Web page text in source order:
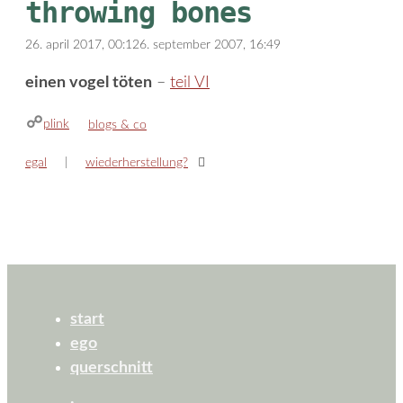
throwing bones
26. april 2017, 00:126. september 2007, 16:49
einen vogel töten – teil VI
plink kategorien
blogs & co
egal wiederherstellung?
start
ego
querschnitt